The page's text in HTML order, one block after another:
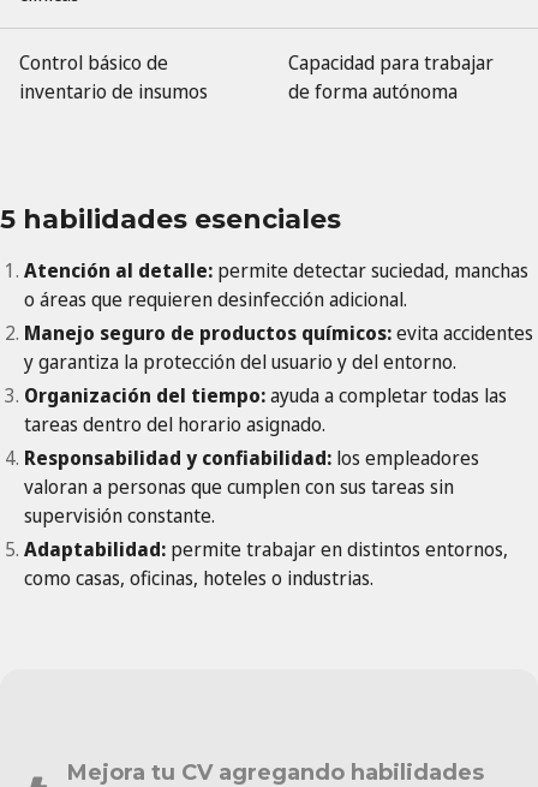
Control básico de
inventario de insumos
Capacidad para trabajar
de forma autónoma
5 habilidades esenciales
Atención al detalle: permite detectar suciedad, manchas
o áreas que requieren desinfección adicional.
Manejo seguro de productos químicos:evita accidentes
y garantiza la protección del usuario y del entorno.
Organización del tiempo:ayuda a completar todas las
tareas dentro del horario asignado.
Responsabilidad y confiabilidad: los empleadores
valoran a personas que cumplen con sus tareas sin
supervisión constante.
Adaptabilidad: permite trabajar en distintos entornos,
como casas, oficinas, hoteles o industrias.
Mejora tu CV agregando habilidades